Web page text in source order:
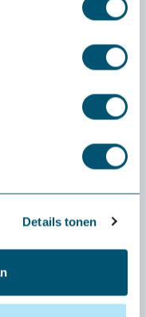
Details tonen
sont
rien à payer
à votre